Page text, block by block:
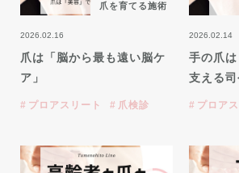
爪を育てる施術
2026.02.16
爪は「脳から最も遠い脳ケ
ア」
プロアスリート 爪検診
2026.02.14
手の爪
支える
プロア